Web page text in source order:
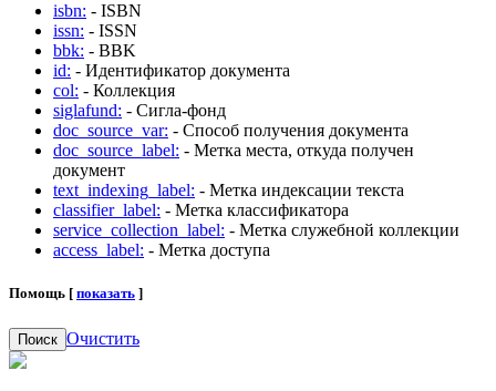
isbn: - ISBN
issn: - ISSN
bbk: - BBK
id: - Идентификатор документа
col: - Коллекция
siglafund: - Сигла-фонд
doc_source_var: - Способ получения документа
doc_source_label: - Метка места, откуда получен
документ
text_indexing_label: - Метка индексации текста
classifier_label: - Метка классификатора
service_collection_label: - Метка служебной коллекции
access_label: - Метка доступа
Помощь [ показать ]
Поиск Очистить